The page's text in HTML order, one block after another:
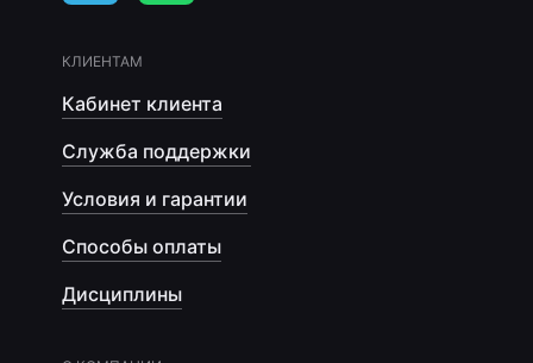
КЛИЕНТАМ
Кабинет клиента
Служба поддержки
Условия и гарантии
Способы оплаты
Дисциплины